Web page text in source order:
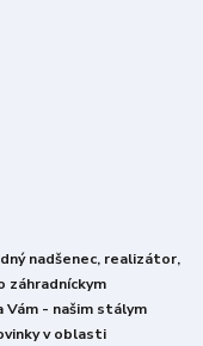
nadšenec, realizátor,
záhradníckym
- našim stálym
v oblasti